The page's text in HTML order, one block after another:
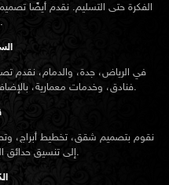
الفكرة حتى التسليم. نقدم أيضًا
تركيا.
في الرياض، جدة، والدمام، نقدم
فنادق، وخدمات معمارية، بالإضافة إلى تنسيق الحدائق الخاصة والتجارية.
نقوم بتصميم شقق، تخطيط أبراج،
إلى تنسيق حدائق الفلل والمشاريع الخارجية.